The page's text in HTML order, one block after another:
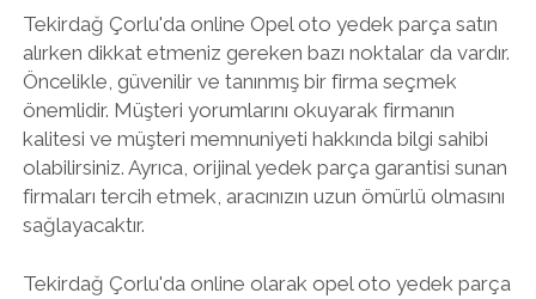
Tekirdağ Çorlu'da online Opel oto yedek parça satın
alırken dikkat etmeniz gereken bazı noktalar da vardır.
Öncelikle, güvenilir ve tanınmış bir firma seçmek
önemlidir. Müşteri yorumlarını okuyarak firmanın
kalitesi ve müşteri memnuniyeti hakkında bilgi sahibi
olabilirsiniz. Ayrıca, orijinal yedek parça garantisi sunan
firmaları tercih etmek, aracınızın uzun ömürlü olmasını
sağlayacaktır.
Tekirdağ Çorlu'da online olarak opel oto yedek parça